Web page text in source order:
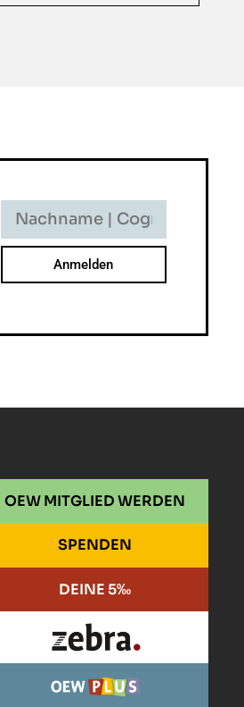
Nachname
Cognome
OEW MITGLIED WERDEN
SPENDEN
DEINE 5‰